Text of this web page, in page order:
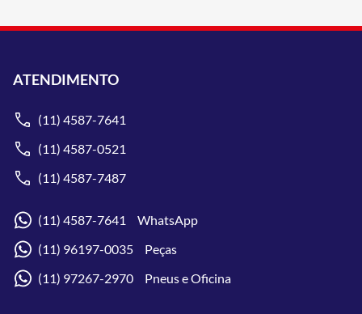
ATENDIMENTO
(11) 4587-7641
(11) 4587-0521
(11) 4587-7487
(11) 4587-7641 WhatsApp
(11) 96197-0035 Peças
(11) 97267-2970 Pneus e Oficina